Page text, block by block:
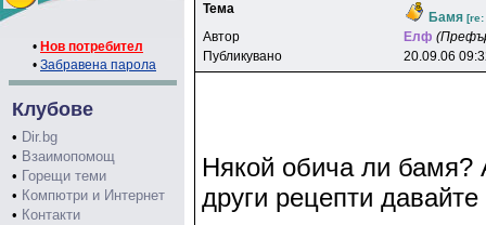
• Нов потребител
• Забравена парола
Клубове
• Dir.bg
• Взаимопомощ
• Горещи теми
• Компютри и Интернет
• Контакти
Тема
Бамя [re:
Автор Eлф
Публикувано
20.09.06
Някой обича ли бамя?
други рецепти